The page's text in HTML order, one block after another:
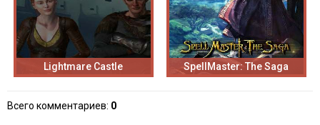
Lightmare Castle SpellMaster: The Saga
Всего комментариев: 0